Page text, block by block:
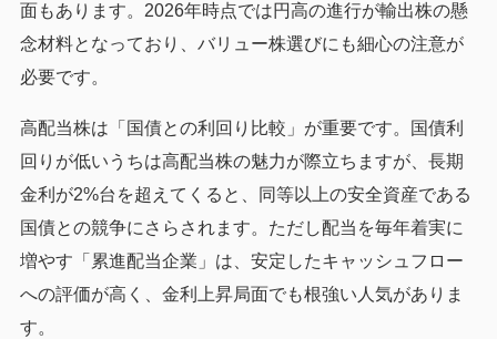
面もあります。2026年時点では円高の進行が輸出株の懸
念材料となっており、バリュー株選びにも細心の注意が
必要です。
高配当株は「国債との利回り比較」が重要です。国債利
回りが低いうちは高配当株の魅力が際立ちますが、長期
金利が2%台を超えてくると、同等以上の安全資産である
国債との競争にさらされます。ただし配当を毎年着実に
増やす「累進配当企業」は、安定したキャッシュフロー
への評価が高く、金利上昇局面でも根強い人気がありま
す。